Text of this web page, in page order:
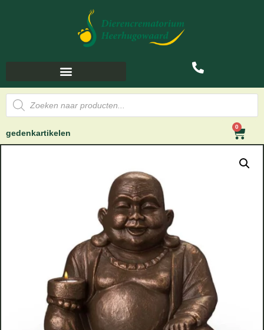
gedenkartikelen
0